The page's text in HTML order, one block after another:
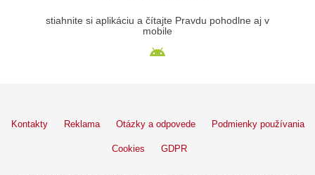
stiahnite si aplikáciu a čítajte Pravdu pohodlne aj v
mobile
Kontakty Reklama Otázky a odpovede Podmienky používania
Cookies GDPR